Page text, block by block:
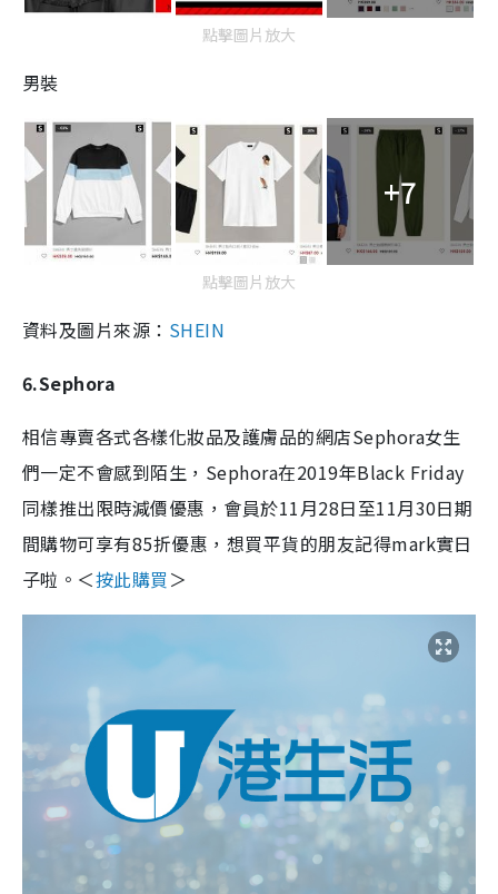
點擊圖片放大
男裝
+7
點擊圖片放大
資料及圖片來源： SHEIN
6.Sephora
相信專賣各式各樣化妝品及護膚品的網店Sephora女生
們一定不會感到陌生，Sephora在2019年Black Friday
同樣推出限時減價優惠，會員於11月28日至11月30日期
間購物可享有85折優惠，想買平貨的朋友記得mark實日
子啦。＜按此購買 ＞